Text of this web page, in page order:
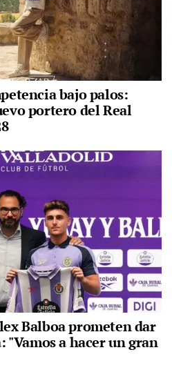
bajo palos:
portero del Real
Balboa prometen dar
"Vamos a hacer un gran